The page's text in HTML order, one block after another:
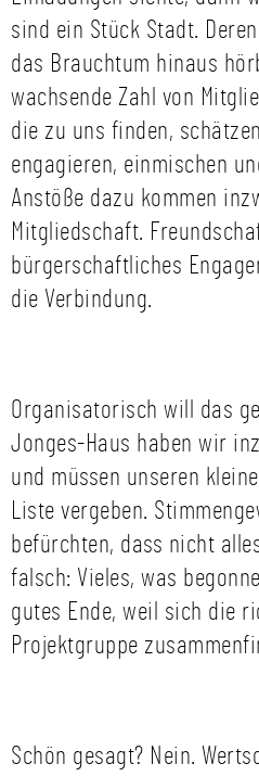
sind ein Stück Stadt.
das Brauchtum hinaus
wachsende Zahl von
die zu uns finden,
engagieren, einmischen
Anstöße dazu kommen
Mitgliedschaft.
bürgerschaftliches
die Verbindung.
Organisatorisch will das
Jonges-Haus haben wir
und müssen unseren
Liste vergeben.
befürchten, dass nicht
falsch: Vieles, was
gutes Ende, weil sich die
Projektgruppe
Schön gesagt? Nein.